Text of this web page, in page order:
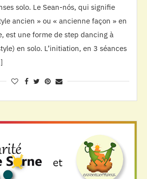
solo. Le Sean-nós, qui signifie
ancien » ou « ancienne façon » en
est une forme de step dancing à
en solo. L’initiation, en 3 séances